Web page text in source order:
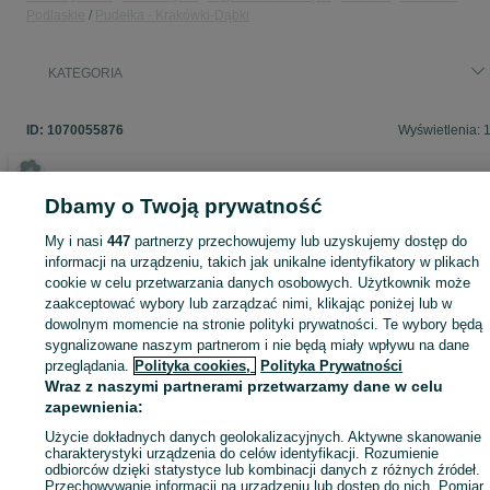
Komfortowe wrażenia wizualne
utrzymuje urządzenie w chłodzie przez dłuższy czas.
Idealny prezent
idealny prezent, który wzbogaci i upiększy jej życie. Nasz produkt -
właśnie takim prezentem, który podkreśli Twoją troskę i dbałość o
Dzięki starannie zaprojektowanej funkcjonalności, nasza stacja
ładująca umożliwia utrzymanie porządku i organizacji w
życiu, jednocześnie oferując wygodne ładowanie różnych urządzeń
elektronicznych w jednym miejscu. To praktyczne i eleganckie
rozwiązanie dla każdego, kto ceni harmonię i estetykę w swoim
otoczeniu.
Podarowanie naszej stacji ładującej jako prezent to nie tylko
wręczenie rzeczowej użyteczności, ale również wyraz Twojej troski
szczegóły i gust obdarowywanej osoby. Nasz produkt jest
KATEGORIA
ID: 1070055876 Wyświetlenia:
sprzedającym
Zaloguj się / Załóż konto
Kup
Dbamy o Twoją prywatność
My i nasi447 partnerzy przechowujemy lub uzyskujemy dostęp do
informacji na urządzeniu, takich jak unikalne identyfikatory w plikach
cookie w celu przetwarzania danych osobowych. Użytkownik może
zaakceptować wybory lub zarządzać nimi, klikając poniżej lub w
dowolnym momencie na stronie polityki prywatności. Te wybory będą
sygnalizowane naszym partnerom i nie będą miały wpływu na dane
przeglądania. Polityka cookies, Polityka Prywatności
Wraz z naszymi partnerami przetwarzamy dane w celu
zapewnienia:
Użycie dokładnych danych geolokalizacyjnych. Aktywne skanowanie
charakterystyki urządzenia do celów identyfikacji. Rozumienie
odbiorców dzięki statystyce lub kombinacji danych z różnych źródeł.
Przechowywanie informacji na urządzeniu lub dostęp do nich. Pomiar